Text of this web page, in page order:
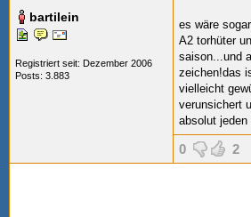
bartilein
Registriert seit: Dezember 2006
Posts: 3.883
es wäre
A2 torhüter
saison...und
zeichen!das
vielleicht
verunsichert
absolut jeden
0 2